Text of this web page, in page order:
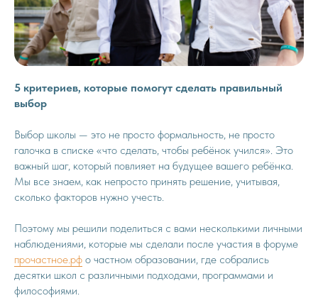
5 критериев, которые помогут сделать правильный
выбор
Выбор школы — это не просто формальность, не просто
галочка в списке «что сделать, чтобы ребёнок учился». Это
важный шаг, который повлияет на будущее вашего ребёнка.
Мы все знаем, как непросто принять решение, учитывая,
сколько факторов нужно учесть.
Поэтому мы решили поделиться с вами несколькими личными
наблюдениями, которые мы сделали после участия в форуме
прочастное.рф о частном образовании, где собрались
десятки школ с различными подходами, программами и
философиями.